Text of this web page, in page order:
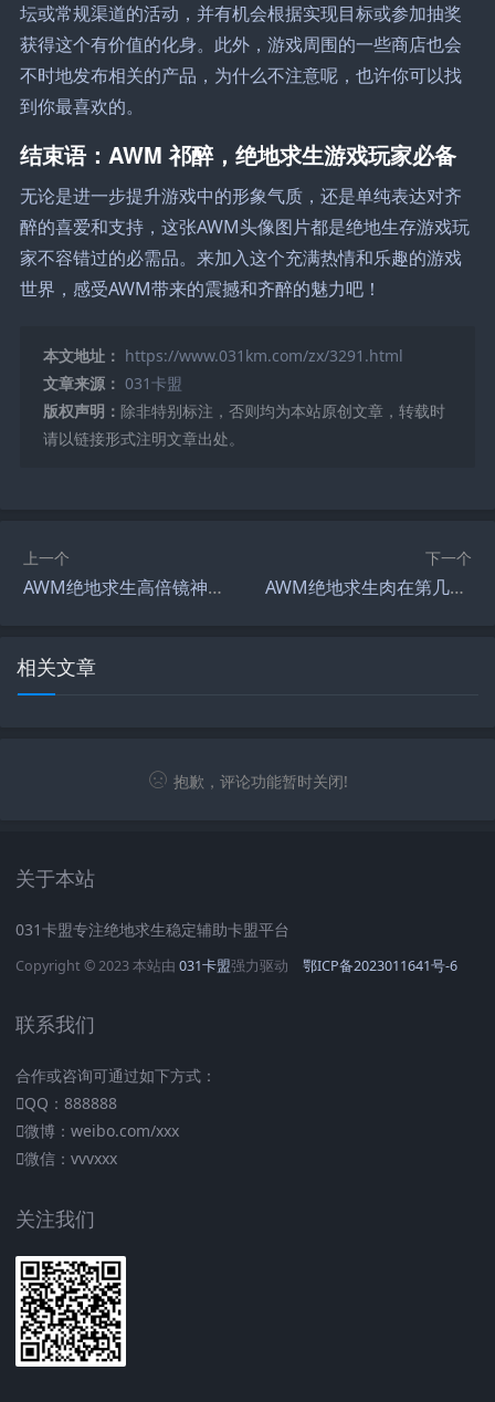
坛或常规渠道的活动，并有机会根据实现目标或参加抽奖
获得这个有价值的化身。此外，游戏周围的一些商店也会
不时地发布相关的产品，为什么不注意呢，也许你可以找
到你最喜欢的。
结束语：AWM 祁醉，绝地求生游戏玩家必备
无论是进一步提升游戏中的形象气质，还是单纯表达对齐
醉的喜爱和支持，这张AWM头像图片都是绝地生存游戏玩
家不容错过的必需品。来加入这个充满热情和乐趣的游戏
世界，感受AWM带来的震撼和齐醉的魅力吧！
本文地址： https://www.031km.com/zx/3291.html
文章来源： 031卡盟
版权声明： 除非特别标注，否则均为本站原创文章，转载时
请以链接形式注明文章出处。
上一个
AWM绝地求生高倍镜神器，助你轻松吃鸡-如何在绝地求生中使用AWM快速获胜
下一个
AWM绝地求生肉在第几话？深度解读-绝地求生中AWM狙击枪的具体位置分析
相关文章
抱歉，评论功能暂时关闭!
关于本站
031卡盟专注绝地求生稳定辅助卡盟平台
Copyright © 2023 本站由 031卡盟强力驱动 鄂ICP备2023011641号-6
联系我们
合作或咨询可通过如下方式：
QQ：888888
微博：weibo.com/xxx
微信：vvvxxx
关注我们